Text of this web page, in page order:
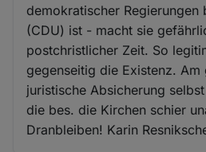
demokratischer Regierungen
(CDU) ist - macht sie
postchristlicher Zeit. So
gegenseitig die Existenz.
juristische Absicherung
die bes. die Kirchen schier
Dranbleiben! Karin